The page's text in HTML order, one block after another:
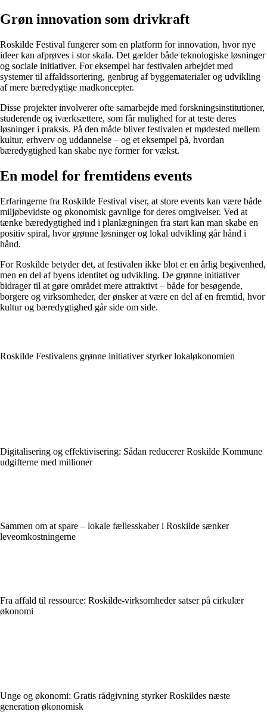
Grøn innovation som drivkraft
Roskilde Festival fungerer som en platform for innovation, hvor nye
ideer kan afprøves i stor skala. Det gælder både teknologiske løsninger
og sociale initiativer. For eksempel har festivalen arbejdet med
systemer til affaldssortering, genbrug af byggematerialer og udvikling
af mere bæredygtige madkoncepter.
Disse projekter involverer ofte samarbejde med forskningsinstitutioner,
studerende og iværksættere, som får mulighed for at teste deres
løsninger i praksis. På den måde bliver festivalen et mødested mellem
kultur, erhverv og uddannelse – og et eksempel på, hvordan
bæredygtighed kan skabe nye former for vækst.
En model for fremtidens events
Erfaringerne fra Roskilde Festival viser, at store events kan være både
miljøbevidste og økonomisk gavnlige for deres omgivelser. Ved at
tænke bæredygtighed ind i planlægningen fra start kan man skabe en
positiv spiral, hvor grønne løsninger og lokal udvikling går hånd i
hånd.
For Roskilde betyder det, at festivalen ikke blot er en årlig begivenhed,
men en del af byens identitet og udvikling. De grønne initiativer
bidrager til at gøre området mere attraktivt – både for besøgende,
borgere og virksomheder, der ønsker at være en del af en fremtid, hvor
kultur og bæredygtighed går side om side.
Roskilde Festivalens grønne initiativer styrker lokaløkonomien
Digitalisering og effektivisering: Sådan reducerer Roskilde Kommune
udgifterne med millioner
Sammen om at spare – lokale fællesskaber i Roskilde sænker
leveomkostningerne
Fra affald til ressource: Roskilde-virksomheder satser på cirkulær
økonomi
Unge og økonomi: Gratis rådgivning styrker Roskildes næste
generation økonomisk